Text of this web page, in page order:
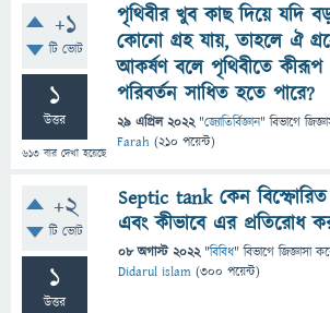
+1
টি ভোট
1
উত্তর
613 বার দেখা হয়েছে
পৃথিবীর খুব কাছ দিয়ে যদি
কোনো গ্রহ যায়, তাহলে ঐ
আকর্ষণ বলে পৃথিবীতে কীরূপ
পরিবর্তন সাধিত হতে পারে?
29 এপ্রিল 2022 "জ্যোতির্বিজ্ঞান" বিভাগে
Farah (210 পয়েন্ট)
+2
টি ভোট
1
উত্তর
Septic tank কেন
এবং কীভাবে এর প্রতিরোধ
08 অগাস্ট 2022 "বিবিধ" বিভাগে জিজ্ঞাসা
Didarul islam (300 পয়েন্ট)